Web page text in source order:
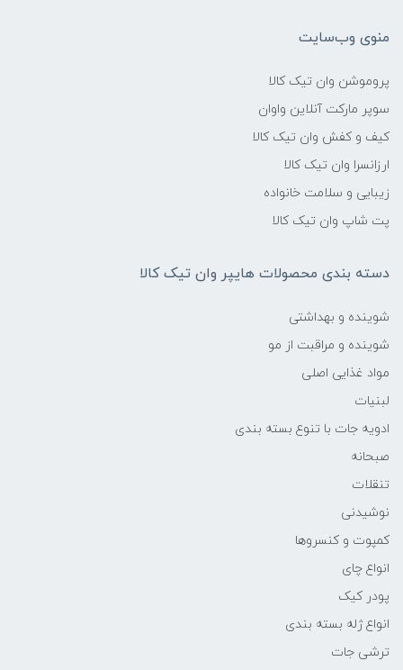
منوی وب‌سایت
پروموشن وان تیک کالا
سوپر مارکت آنلاین واوان
کیف و کفش وان تیک کالا
ارزانسرا وان تیک کالا
زیبایی و سلامت خانواده
پت شاپ وان تیک کالا
دسته بندی محصولات هایپر وان تیک کالا
شوینده و بهداشتی
شوینده و مراقبت از مو
مواد غذایی اصلی
لبنیات
ادویه جات با تنوع بسته بندی
صبحانه
تنقلات
نوشیدنی
کمپوت و کنسروها
انواع چای
پودر کیک
انواع ژله بسته بندی
ترشی جات